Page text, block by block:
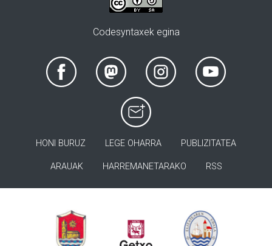
Codesyntaxek egina
HONI BURUZ LEGE OHARRA PUBLIZITATEA
ARAUAK HARREMANETARAKO RSS